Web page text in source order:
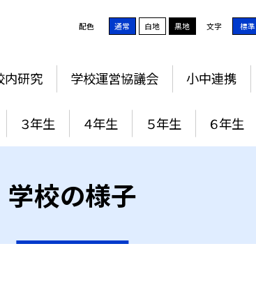
配色 通常 白地 黒地 文字 標準
内研究 学校運営協議会 小中連携
３年生 ４年生 ５年生 ６年生
学校の様子